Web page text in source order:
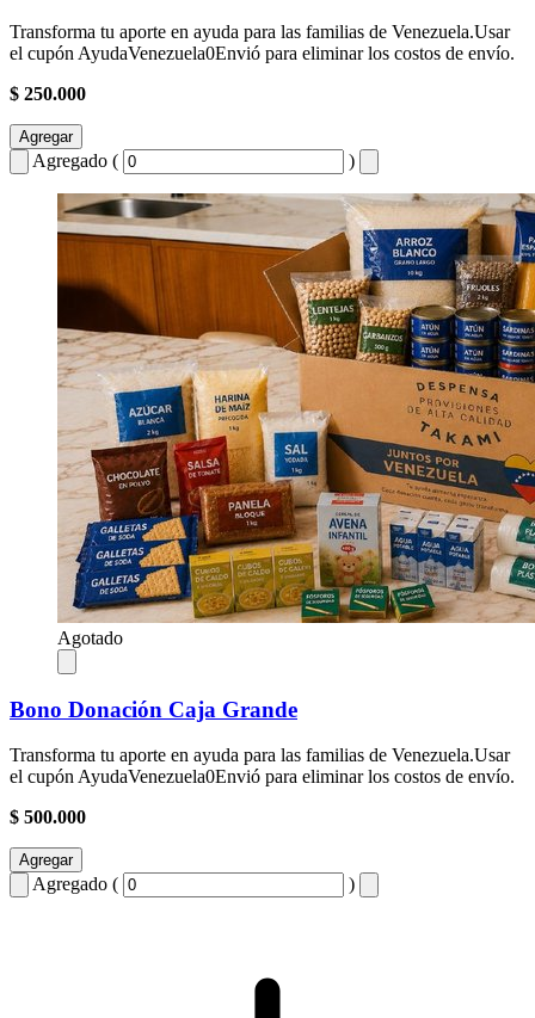
Transforma tu aporte en ayuda para las familias de Venezuela.Usar
el cupón AyudaVenezuela0Envió para eliminar los costos de envío.
$ 250.000
Agregar
Agregado ( )
Agotado
Bono Donación Caja Grande
Transforma tu aporte en ayuda para las familias de Venezuela.Usar
el cupón AyudaVenezuela0Envió para eliminar los costos de envío.
$ 500.000
Agregar
Agregado ( )